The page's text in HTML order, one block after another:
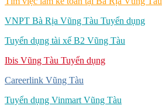
VNPT Bà Rịa Vũng Tàu Tuyển dụng
Tuyển dụng tài xế B2 Vũng Tàu
Ibis Vũng Tàu Tuyển dụng
Careerlink Vũng Tàu
Tuyển dụng Vinmart Vũng Tàu